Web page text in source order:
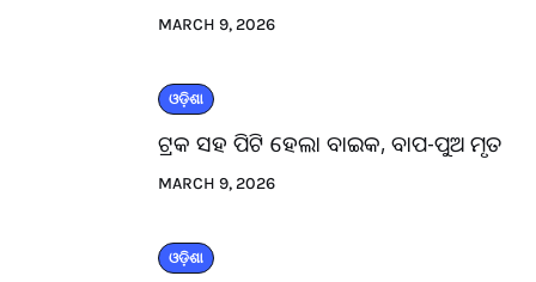
MARCH 9, 2026
ଓଡ଼ିଶା
ଟ୍ରକ ସହ ପିଟି ହେଲା ବାଇକ, ବାପ-ପୁଅ ମୃତ
MARCH 9, 2026
ଓଡ଼ିଶା